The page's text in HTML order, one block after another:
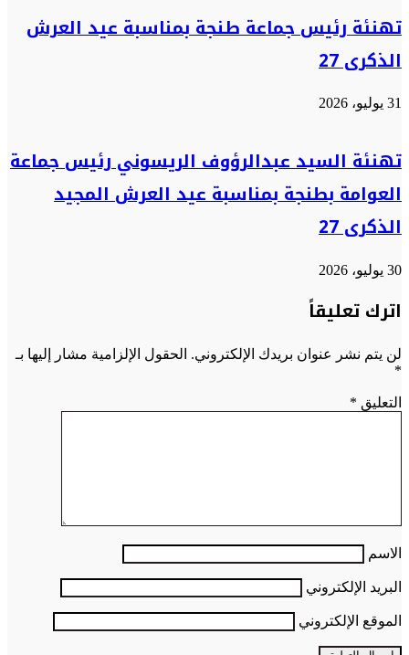
تهنئة رئيس جماعة طنجة بمناسبة عيد العرش
الذكرى 27
31 يوليو، 2026
تهنئة السيد عبدالرؤوف الريسوني رئيس جماعة
العوامة بطنجة بمناسبة عيد العرش المجيد
الذكرى 27
30 يوليو، 2026
اترك تعليقاً
لن يتم نشر عنوان بريدك الإلكتروني. الحقول الإلزامية مشار إليها بـ
*
التعليق *
الاسم
البريد الإلكتروني
الموقع الإلكتروني